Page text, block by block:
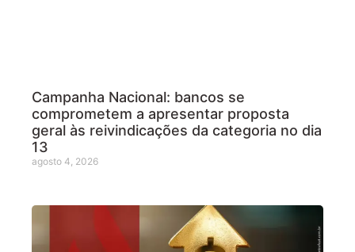
Campanha Nacional: bancos se
comprometem a apresentar proposta
geral às reivindicações da categoria no dia
13
agosto 4, 2026